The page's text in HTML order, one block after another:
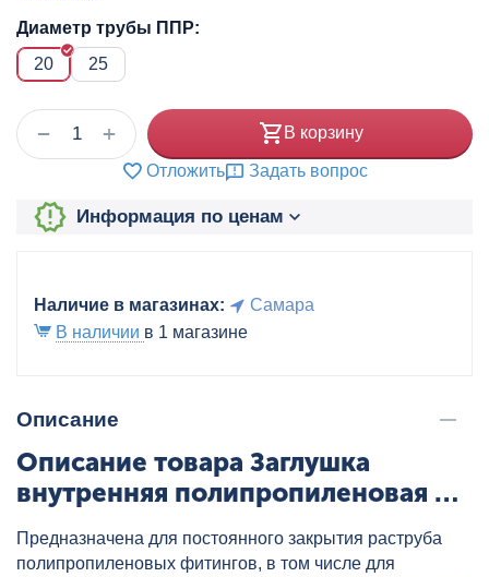
Диаметр трубы ППР:
20
25
+
− В корзину
Отложить Задать вопрос
Информация по ценам
Наличие в магазинах:
Самара
В наличии в 1 магазине
Описание
Описание товара Заглушка
внутренняя полипропиленовая 20
Предназначена для постоянного закрытия раструба
полипропиленовых фитингов, в том числе для